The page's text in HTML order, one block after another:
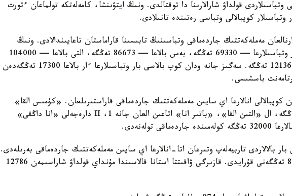
وتباسىلاردى قولداۋ شارالارىنا دا توقتالدى. ونىڭ ايتۋىنشا، كامەلەتكە تولماعان ءتورت
كوپبالالى وتباسى رەتىندە تانىلادى.
مەملەكەتتىك جاردەماقى وتباسىنىڭ تابىسىنا قاراماستان تاعايىندالادى. ونىڭ
مولشەرى ءتورت بالاسى بار وتباسىلارعا — 69330 تەڭگە، بەس بالاعا — 86673 تەڭگە، التى بالاعا — 104000
تەڭگە، جەتى بالاعا — 121360 تەڭگە. سەگىز جانە ودان كوپ بالاسى بار وتباسىلارعا ءار بالاعا 17300 تەڭگەدەن
باسشىسى.
كوپبالالى انالارعا اي سايىن مەملەكەتتىك جاردەماقى قاراستىرىلعان. «كۇمىس القا»
يەگەرلەرىنە — 27680 تەڭگە، ال «التىن القا»، «باتىر انا» اتاعىن العان جانە 1، II دارەجەلى «انا داڭقى»
تولەنەدى.
بالالاردى تاربيەلەپ وتىرعان اتا-انالارعا اي سايىن مەملەكەتتىك جاردەماقى بەرىلەدى.
بيىل ونىڭ مولشەرى 81871 تەڭگەنى قۇرايدى. قازىرگى ۋاقىتتا استانا قالاسىندا مۇنداي قولداۋ شاراسىمەن 12786